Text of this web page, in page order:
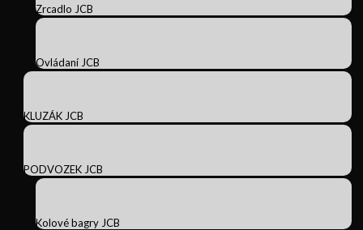
Zrcadlo JCB
Ovládaní JCB
KLUZÁK JCB
PODVOZEK JCB
Kolové bagry JCB